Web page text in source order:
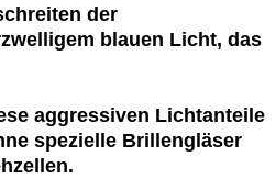
der
blauen Licht, das
aggressiven Lichtanteile
spezielle Brillengläser